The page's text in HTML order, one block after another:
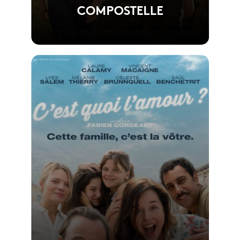
COMPOSTELLE
Réalisé par Yann Samuell
Voir la fiche du film